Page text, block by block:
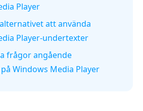
Player
att använda
Player-undertexter
frågor angående
Windows Media Player